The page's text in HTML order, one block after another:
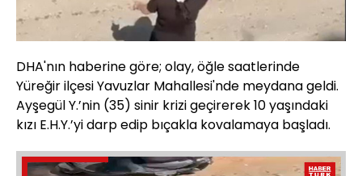
DHA'nın haberine göre; olay, öğle saatlerinde
Yüreğir ilçesi Yavuzlar Mahallesi'nde meydana geldi.
Ayşegül Y.’nin (35) sinir krizi geçirerek 10 yaşındaki
kızı E.H.Y.’yi darp edip bıçakla kovalamaya başladı.